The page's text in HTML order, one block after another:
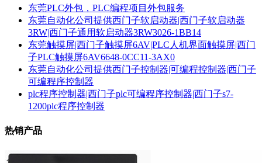
东莞PLC外包，PLC编程项目外包服务
东莞自动化公司提供西门子软启动器|西门子软启动器
3RW|西门子通用软启动器3RW3026-1BB14
东莞触摸屏|西门子触摸屏6AV|PLC人机界面触摸屏|西门
子PLC触摸屏6AV6648-0CC11-3AX0
东莞自动化公司提供西门子控制器|可编程控制器|西门子
可编程序控制器
plc程序控制器|西门子plc可编程序控制器|西门子s7-
1200plc程序控制器
热销产品